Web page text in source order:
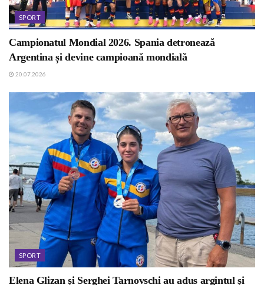
SPORT
Campionatul Mondial 2026. Spania detronează
Argentina și devine campioană mondială
20.07.2026
SPORT
Elena Glizan și Serghei Tarnovschi au adus argintul și